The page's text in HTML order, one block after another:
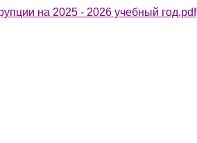
на 2025 - 2026 учебный год.pdf